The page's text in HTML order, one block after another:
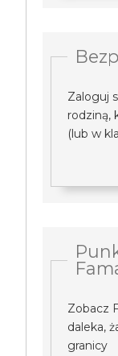
Zaloguj
rodziną,
(lub w
Zobacz
daleka,
granicy